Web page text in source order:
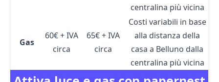
centralina più vicina
Gas
60€ + IVA
circa
65€ + IVA
circa
Costi variabili in base
alla distanza della
casa a Belluno dalla
centralina più vicina